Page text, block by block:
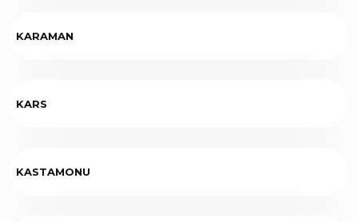
KARAMAN
KARS
KASTAMONU